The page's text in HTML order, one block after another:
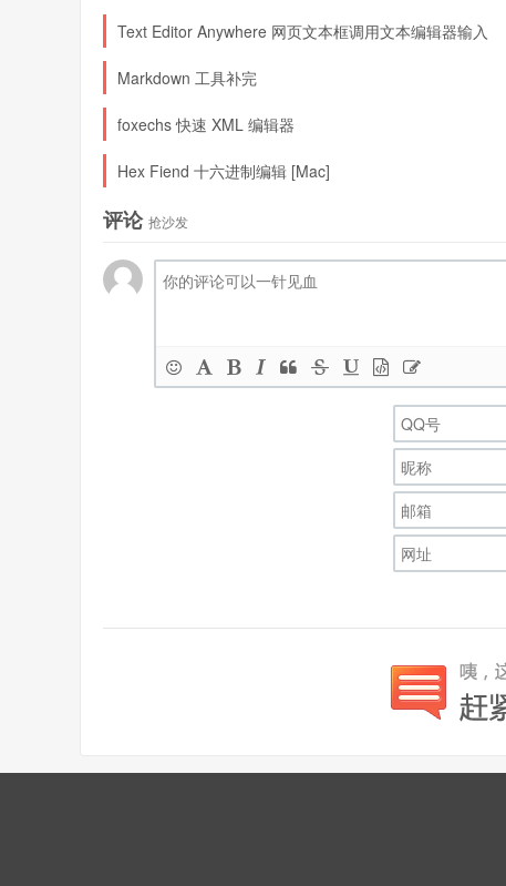
Text Editor Anywhere 网页文本框调用文本编辑器输入
Markdown 工具补完
foxechs 快速 XML 编辑器
Hex Fiend 十六进制编辑 [Mac]
评论 抢沙发